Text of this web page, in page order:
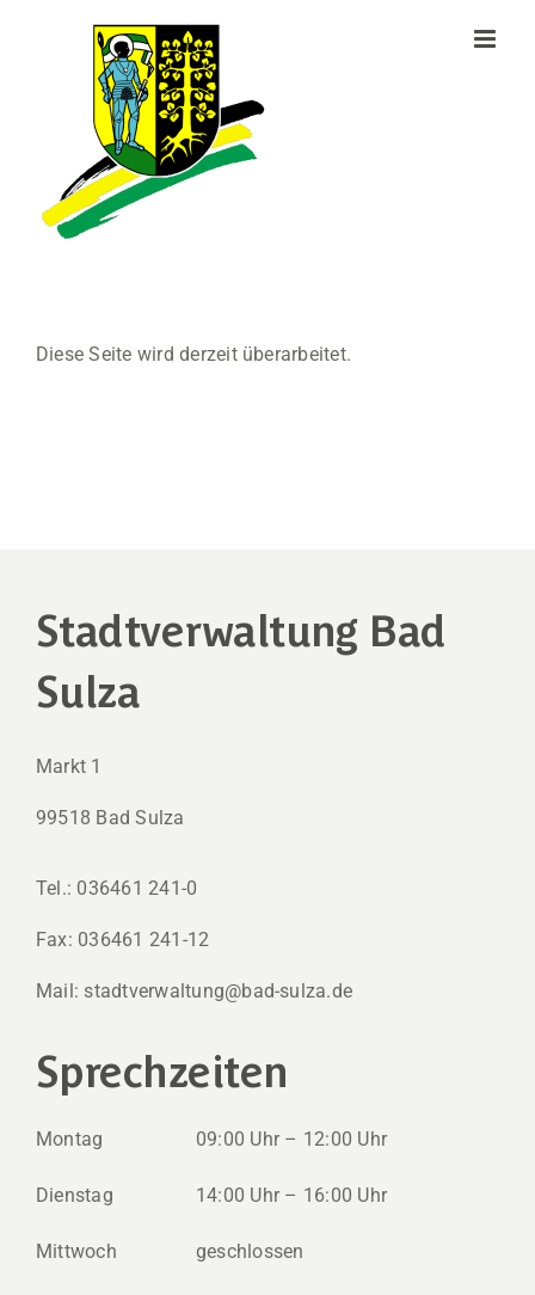
Diese Seite wird derzeit überarbeitet.
Stadtverwaltung Bad
Sulza
Markt 1
99518 Bad Sulza
Tel.: 036461 241-0
Fax: 036461 241-12
Mail: stadtverwaltung@bad-sulza.de
Sprechzeiten
Montag 09:00 Uhr – 12:00 Uhr
Dienstag 14:00 Uhr – 16:00 Uhr
Mittwoch geschlossen